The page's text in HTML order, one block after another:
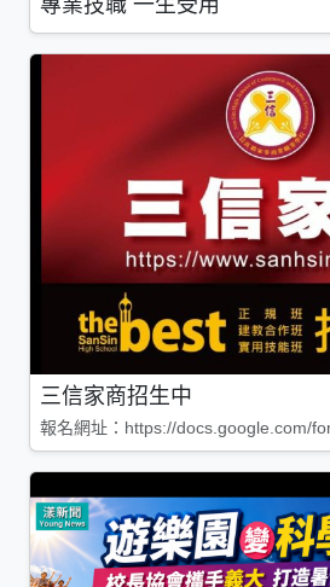
專業技職 一生受用
三信家商招生中
報名網址：https://docs.google.com/